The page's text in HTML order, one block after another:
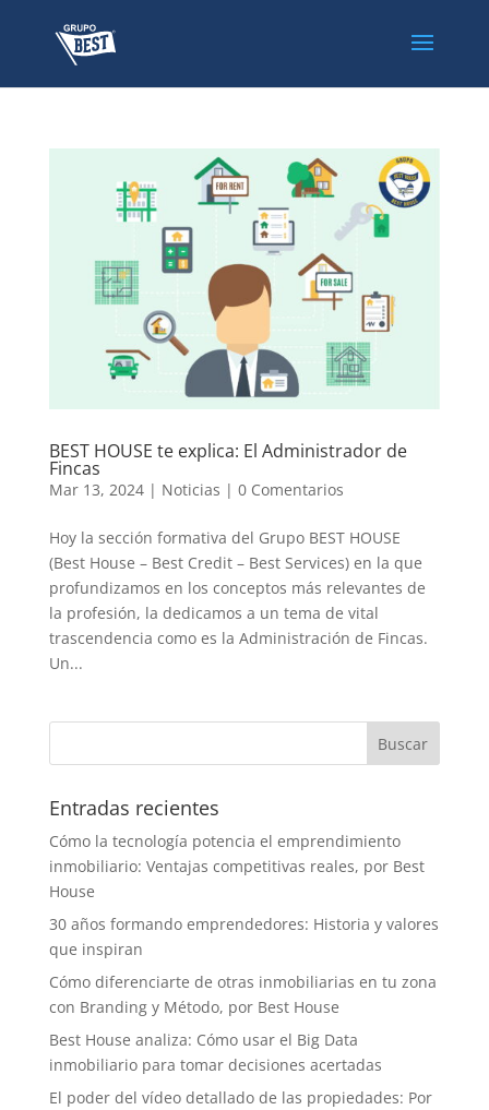
BEST HOUSE te explica: El Administrador de
Fincas
Mar 13, 2024| Noticias | 0 Comentarios
Hoy la sección formativa del Grupo BEST HOUSE
(Best House – Best Credit – Best Services) en la que
profundizamos en los conceptos más relevantes de
la profesión, la dedicamos a un tema de vital
trascendencia como es la Administración de Fincas.
Un...
Entradas recientes
Cómo la tecnología potencia el emprendimiento
inmobiliario: Ventajas competitivas reales, por Best
House
30 años formando emprendedores: Historia y valores
que inspiran
Cómo diferenciarte de otras inmobiliarias en tu zona
con Branding y Método, por Best House
Best House analiza: Cómo usar el Big Data
inmobiliario para tomar decisiones acertadas
El poder del vídeo detallado de las propiedades: Por